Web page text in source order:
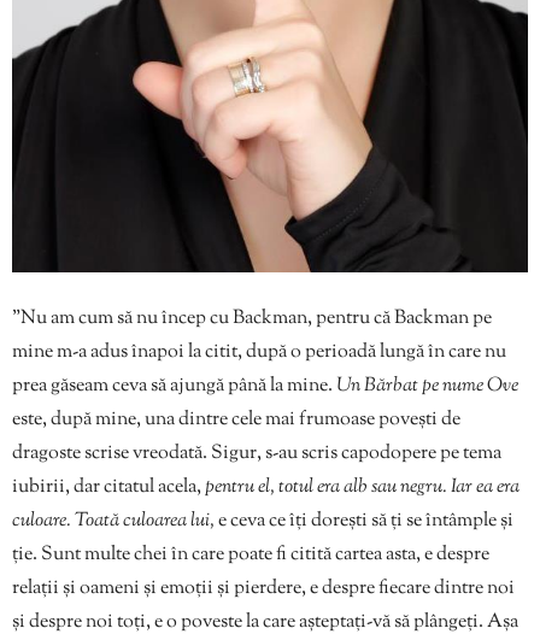
”Nu am cum să nu încep cu Backman, pentru că Backman pe
mine m-a adus înapoi la citit, după o perioadă lungă în care nu
prea găseam ceva să ajungă până la mine. Un Bărbat pe nume Ove
este, după mine, una dintre cele mai frumoase povești de
dragoste scrise vreodată. Sigur, s-au scris capodopere pe tema
iubirii, dar citatul acela,pentru el, totul era alb sau negru. Iar ea era
culoare. Toată culoarea lui,e ceva ce îți dorești să ți se întâmple și
ție. Sunt multe chei în care poate fi citită cartea asta, e despre
relații și oameni și emoții și pierdere, e despre fiecare dintre noi
și despre noi toți, e o poveste la care așteptați-vă să plângeți. Așa